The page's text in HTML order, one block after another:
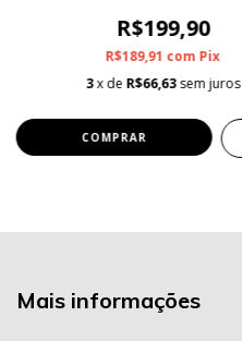
R$199,90
R$189,91 com Pix
3x de R$66,63 sem juros
Mais informações